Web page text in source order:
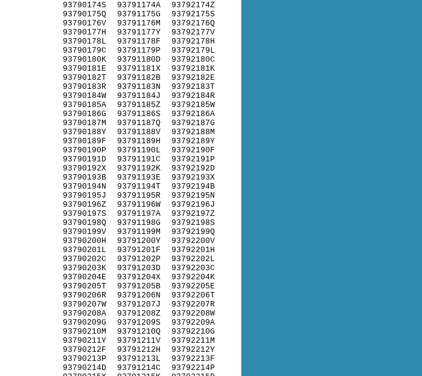
93790174S
93790175Q
93790176V
93790177H
93790178L
93790179C
93790180K
93790181E
93790182T
93790183R
93790184W
93790185A
93790186G
93790187M
93790188Y
93790189F
93790190P
93790191D
93790192X
93790193B
93790194N
93790195J
93790196Z
93790197S
93790198Q
93790199V
93790200H
93790201L
93790202C
93790203K
93790204E
93790205T
93790206R
93790207W
93790208A
93790209G
93790210M
93790211Y
93790212F
93790213P
93790214D
93791174A
93791175G
93791176M
93791177Y
93791178F
93791179P
93791180D
93791181X
93791182B
93791183N
93791184J
93791185Z
93791186S
93791187Q
93791188V
93791189H
93791190L
93791191C
93791192K
93791193E
93791194T
93791195R
93791196W
93791197A
93791198G
93791199M
93791200Y
93791201F
93791202P
93791203D
93791204X
93791205B
93791206N
93791207J
93791208Z
93791209S
93791210Q
93791211V
93791212H
93791213L
93791214C
93792174Z
93792175S
93792176Q
93792177V
93792178H
93792179L
93792180C
93792181K
93792182E
93792183T
93792184R
93792185W
93792186A
93792187G
93792188M
93792189Y
93792190F
93792191P
93792192D
93792193X
93792194B
93792195N
93792196J
93792197Z
93792198S
93792199Q
93792200V
93792201H
93792202L
93792203C
93792204K
93792205E
93792206T
93792207R
93792208W
93792209A
93792210G
93792211M
93792212Y
93792213F
93792214P